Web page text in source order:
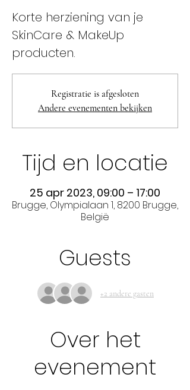
Korte herziening van je
SkinCare & MakeUp
producten.
Registratie is afgesloten
Andere evenementen bekijken
Tijd en locatie
25 apr 2023, 09:00 – 17:00
Brugge, Olympialaan 1, 8200 Brugge,
België
Guests
+2 andere gasten
Over het
evenement